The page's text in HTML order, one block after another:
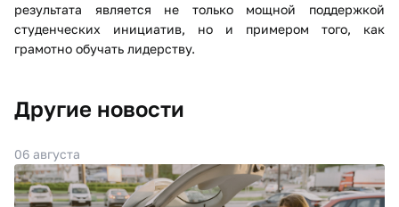
результата является не только мощной поддержкой
студенческих инициатив, но и примером того, как
грамотно обучать лидерству.
Другие новости
06 августа